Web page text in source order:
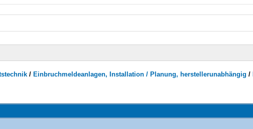
/ Einbruchmeldeanlagen, Installation / Planung, herstellerunabhängig /